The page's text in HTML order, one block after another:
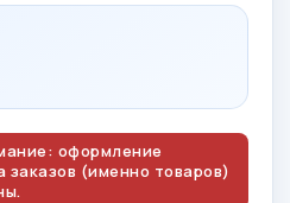
оформление
заказов (именно товаров)